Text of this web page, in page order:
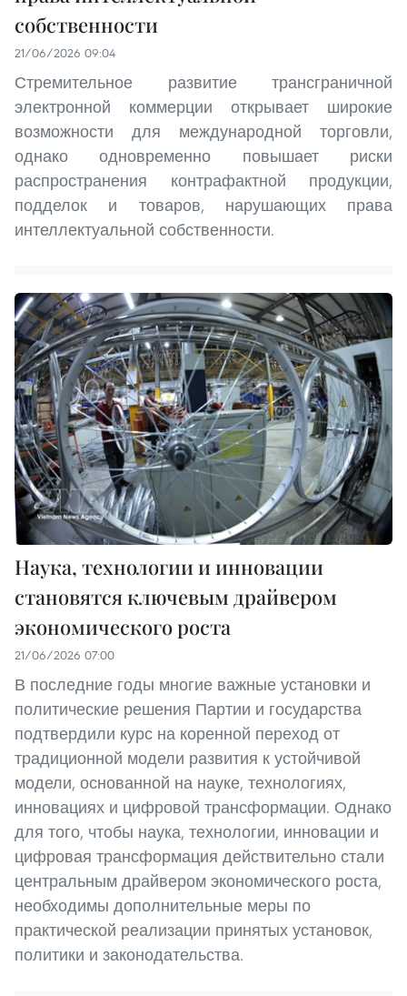
собственности
21/06/2026 09:04
Стремительное развитие трансграничной
электронной коммерции открывает широкие
возможности для международной торговли,
однако одновременно повышает риски
распространения контрафактной продукции,
подделок и товаров, нарушающих права
интеллектуальной собственности.
Наука, технологии и инновации
становятся ключевым драйвером
экономического роста
21/06/2026 07:00
В последние годы многие важные установки и
политические решения Партии и государства
подтвердили курс на коренной переход от
традиционной модели развития к устойчивой
модели, основанной на науке, технологиях,
инновациях и цифровой трансформации. Однако
для того, чтобы наука, технологии, инновации и
цифровая трансформация действительно стали
центральным драйвером экономического роста,
необходимы дополнительные меры по
практической реализации принятых установок,
политики и законодательства.